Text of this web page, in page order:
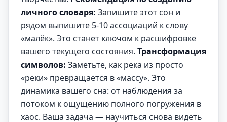
личного словаря: Запишите этот сон и
рядом выпишите 5-10 ассоциаций к слову
«малёк». Это станет ключом к расшифровке
вашего текущего состояния. Трансформация
символов: Заметьте, как река из просто
«реки» превращается в «массу». Это
динамика вашего сна: от наблюдения за
потоком к ощущению полного погружения в
хаос. Ваша задача — научиться снова видеть